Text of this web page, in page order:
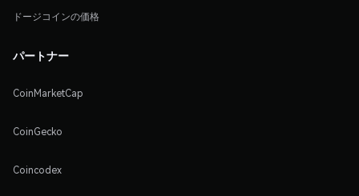
ドージコインの価格
パートナー
CoinMarketCap
CoinGecko
Coincodex